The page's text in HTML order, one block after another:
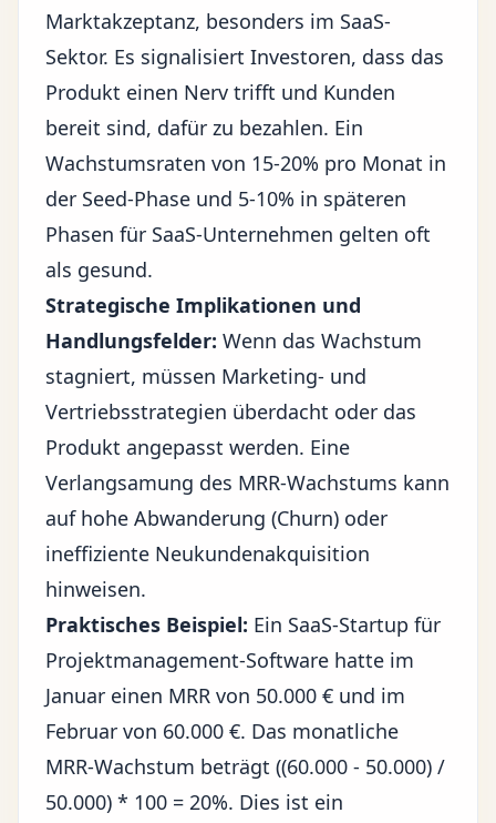
Marktakzeptanz, besonders im SaaS-
Sektor. Es signalisiert Investoren, dass das
Produkt einen Nerv trifft und Kunden
bereit sind, dafür zu bezahlen. Ein
Wachstumsraten von 15-20% pro Monat in
der Seed-Phase und 5-10% in späteren
Phasen für SaaS-Unternehmen gelten oft
als gesund.
Strategische Implikationen und
Handlungsfelder: Wenn das Wachstum
stagniert, müssen Marketing- und
Vertriebsstrategien überdacht oder das
Produkt angepasst werden. Eine
Verlangsamung des MRR-Wachstums kann
auf hohe Abwanderung (Churn) oder
ineffiziente Neukundenakquisition
hinweisen.
Praktisches Beispiel: Ein SaaS-Startup für
Projektmanagement-Software hatte im
Januar einen MRR von 50.000 € und im
Februar von 60.000 €. Das monatliche
MRR-Wachstum beträgt ((60.000 - 50.000) /
50.000) * 100 = 20%. Dies ist ein